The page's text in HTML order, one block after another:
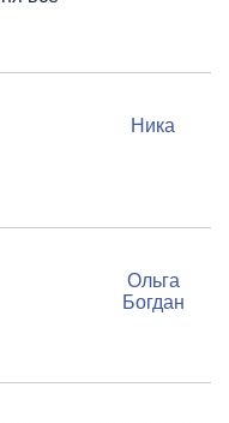
Ника
Ольга
Богдан